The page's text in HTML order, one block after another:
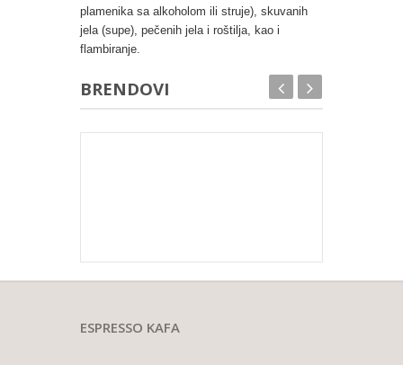
plamenika sa alkoholom ili struje), skuvanih
jela (supe), pečenih jela i roštilja, kao i
flambiranje.
BRENDOVI
ESPRESSO KAFA